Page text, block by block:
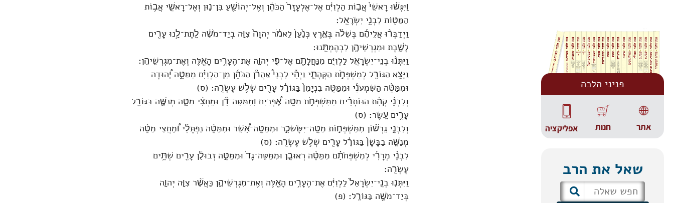
פניני הלכה
אתר חנות אפליקציה
שאל את הרב
וַֽיִּגְּשׁ֗וּ רָאשֵׁי֙ אֲב֣וֹת הַלְוִיִּ֔ם אֶל־אֶלְעָזָר֙ הַכֹּהֵ֔ן וְאֶל־יְהוֹשֻׁ֖עַ בִּן־נ֑וּן וְאֶל־רָאשֵׁ֛י אֲב֥וֹת
הַמַּטּ֖וֹת לִבְנֵ֥י יִשְׂרָאֵֽל׃
וַיְדַבְּר֨וּ אֲלֵיהֶ֜ם בְּשִׁלֹ֗ה בְּאֶ֤רֶץ כְּנַ֙עַן֙ לֵאמֹ֔ר יְהוָה֙ צִוָּ֣ה בְיַד־מֹשֶׁ֔ה לָֽתֶת־לָ֥נוּ עָרִ֖ים
לָשָׁ֑בֶת וּמִגְרְשֵׁיהֶ֖ן לִבְהֶמְתֵּֽנוּ׃
וַיִּתְּנ֨וּ בְנֵי־יִשְׂרָאֵ֧ל לַלְוִיִּ֛ם מִנַּחֲלָתָ֖ם אֶל־פִּ֣י יְהוָ֑ה אֶת־הֶעָרִ֥ים הָאֵ֖לֶּה וְאֶת־מִגְרְשֵׁיהֶֽן׃
וַיֵּצֵ֥א הַגּוֹרָ֖ל לְמִשְׁפְּחֹ֣ת הַקְּהָתִ֑י וַיְהִ֡י לִבְנֵי֩ אַהֲרֹ֨ן הַכֹּהֵ֜ן מִן־הַלְוִיִּ֗ם מִמַּטֵּ֣ה יְ֠הוּדָה
וּמִמַּטֵּ֨ה הַשִּׁמְעֹנִ֜י וּמִמַּטֵּ֤ה בִנְיָמִן֙ בַּגּוֹרָ֔ל עָרִ֖ים שְׁלֹ֥שׁ עֶשְׂרֵֽה׃ (ס)
וְלִבְנֵ֨י קְהָ֜ת הַנּוֹתָרִ֗ים מִמִּשְׁפְּחֹ֣ת מַטֵּֽה־אֶ֠פְרַיִם וּֽמִמַּטֵּה־דָ֞ן וּמֵחֲצִ֨י מַטֵּ֧ה מְנַשֶּׁ֛ה בַּגּוֹרָ֖ל
עָרִ֥ים עָֽשֶׂר׃ (ס)
וְלִבְנֵ֣י גֵרְשׁ֗וֹן מִמִּשְׁפְּח֣וֹת מַטֵּֽה־יִשָּׂשכָ֣ר וּמִמַּטֵּֽה־אָ֠שֵׁר וּמִמַּטֵּ֨ה נַפְתָּלִ֜י וּ֠מֵחֲצִי מַטֵּ֨ה
מְנַשֶּׁ֤ה בַבָּשָׁן֙ בַּגּוֹרָ֔ל עָרִ֖ים שְׁלֹ֥שׁ עֶשְׂרֵֽה׃ (ס)
לִבְנֵ֨י מְרָרִ֜י לְמִשְׁפְּחֹתָ֗ם מִמַּטֵּ֨ה רְאוּבֵ֤ן וּמִמַּטֵּה־גָד֙ וּמִמַּטֵּ֣ה זְבוּלֻ֔ן עָרִ֖ים שְׁתֵּ֥ים
עֶשְׂרֵֽה׃
וַיִּתְּנ֤וּ בְנֵֽי־יִשְׂרָאֵל֙ לַלְוִיִּ֔ם אֶת־הֶעָרִ֥ים הָאֵ֖לֶּה וְאֶת־מִגְרְשֵׁיהֶ֑ן כַּאֲשֶׁ֨ר צִוָּ֧ה יְהוָ֛ה
בְּיַד־מֹשֶׁ֖ה בַּגּוֹרָֽל׃ (פ)